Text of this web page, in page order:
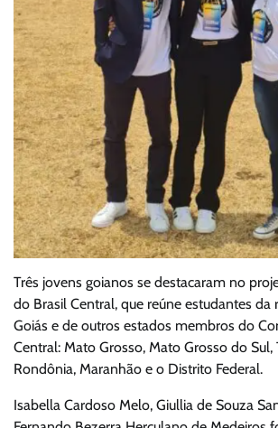
Três jovens goianos se destacaram no
do Brasil Central, que reúne estudantes da
Goiás e de outros estados membros do
Central: Mato Grosso, Mato Grosso do Sul,
Rondônia, Maranhão e o Distrito Federal.
Isabella Cardoso Melo, Giullia de Souza